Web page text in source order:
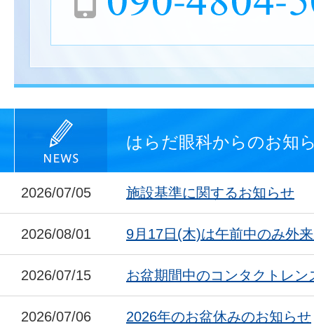
はらだ眼科からのお知
2026/07/05 施設基準に関するお知らせ
2026/08/01 9月17日(木)は午前中のみ外
2026/07/15 お盆期間中のコンタクトレン
2026/07/06 2026年のお盆休みのお知らせ